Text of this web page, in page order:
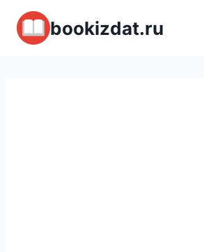
Перейти
содержимому
bookizdat.ru